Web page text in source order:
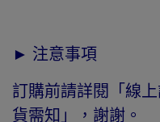
► 注意事項
訂購前請詳閱「線
貨需知」，謝謝。